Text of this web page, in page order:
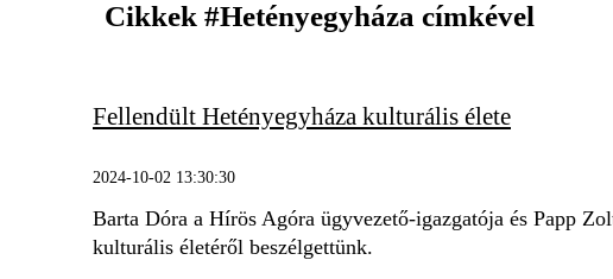
Cikkek #Hetényegyháza címkével
Fellendült Hetényegyháza kulturális élete
2024-10-02 13:30:30
Barta Dóra a Hírös Agóra ügyvezető-igazgatója és Papp
kulturális életéről beszélgettünk.